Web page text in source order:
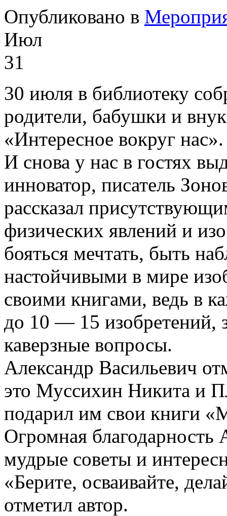
Опубликовано в
Июл
31
30 июля в библиотеку
родители, бабушки и
«Интересное вокруг нас».
И снова у нас в гостях
инноватор, писатель
рассказал
физических явлений и
бояться мечтать, быть
настойчивыми в мире
своими книгами, ведь в
до 10 — 15 изобретений,
каверзные вопросы.
Александр Васильевич
это Муссихин Никита и
подарил им свои книги
Огромная благодарность
мудрые советы и
«Берите, осваивайте,
отметил автор.